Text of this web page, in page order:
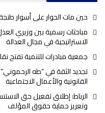
حين مات الحوار على أسوار
مباحثات رسمية بين وزيري
الاستراتيجية في مجال العدالة
جمعية مبادرات للتنمية تفتح
تجديد الثقة في “طه الرحموني”
القانونية والأعمال الاجتماعية
الرباط: إطلاق تفعيل حق
وتعزيز حماية حقوق المؤلف